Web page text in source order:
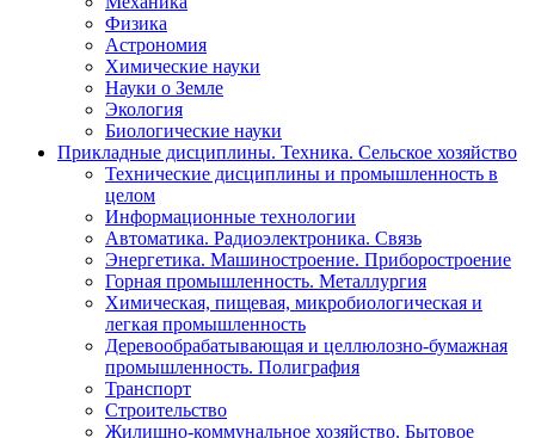
Физика
Астрономия
Химические науки
Науки о Земле
Экология
Биологические науки
Прикладные дисциплины. Техника. Сельское хозяйство
Технические дисциплины и промышленность в
целом
Информационные технологии
Автоматика. Радиоэлектроника. Связь
Энергетика. Машиностроение. Приборостроение
Горная промышленность. Металлургия
Химическая, пищевая, микробиологическая и
легкая промышленность
Деревообрабатывающая и целлюлозно-бумажная
промышленность. Полиграфия
Транспорт
Строительство
Жилищно-коммунальное хозяйство. Бытовое